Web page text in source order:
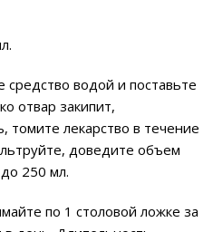
средство водой и поставьте
отвар закипит,
томите лекарство в течение
доведите объем
250 мл.
по 1 столовой ложке за